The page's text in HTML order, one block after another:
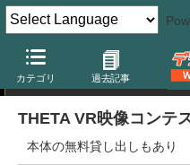
カテゴリ 過去記事
フォトコンテスト
THETA VR映像コンテ
本体の無料貸し出しもあり